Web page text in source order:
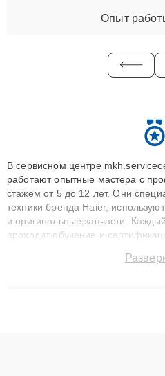
Опыт
В сервисном центре
работают опытные мастера с
стажем от 5 до 12 лет. Они
техники бренда Haier,
и оригинальные запчасти.
проходит обучение и
сохранением гарантии до 3 лет.